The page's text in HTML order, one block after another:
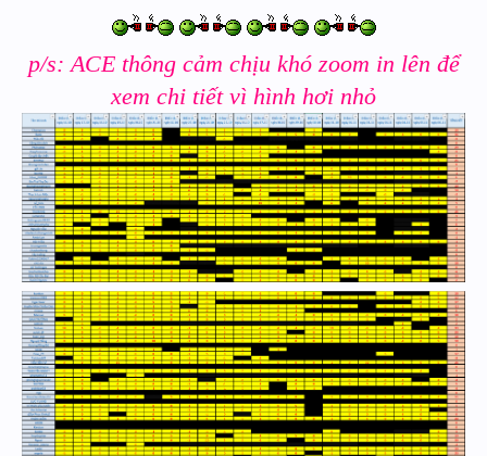
p/s: ACE thông cảm chịu khó zoom in lên để
xem chi tiết vì hình hơi nhỏ